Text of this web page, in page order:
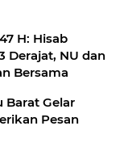
H: Hisab
Derajat, NU dan
Bersama
Barat Gelar
Pesan